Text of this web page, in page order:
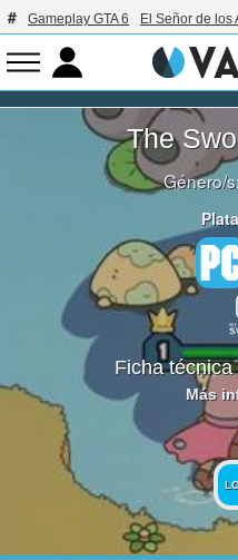
Gameplay GTA 6 El Señor de los
The
Género/
Ficha
Más